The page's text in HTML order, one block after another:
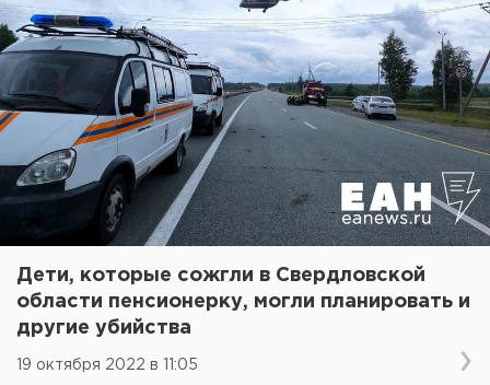
Дети, которые сожгли в Свердловской
области пенсионерку, могли планировать и
другие убийства
19 октября 2022 в 11:05